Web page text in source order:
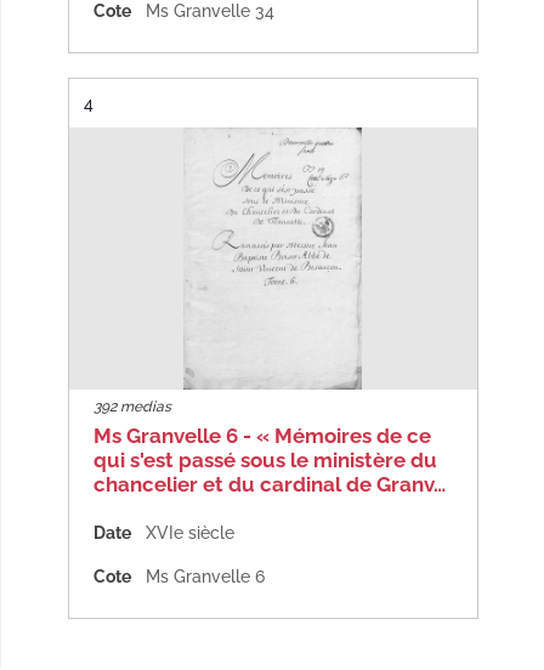
Cote Ms Granvelle 34
Résultat n°
4
392 medias
Ms Granvelle 6 - « Mémoires de ce
qui s'est passé sous le ministère du
chancelier et du cardinal de Granv…
Date XVIe siècle
Cote Ms Granvelle 6